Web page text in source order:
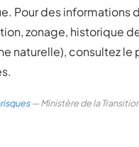
Pour des informations
zonage, historique
naturelle), consultez le
— Ministère de la